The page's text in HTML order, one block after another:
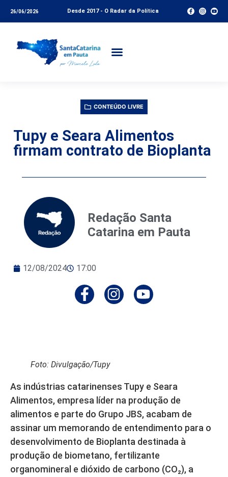
26/06/2026 Desde 2017 - O Radar da Política
CONTEÚDO LIVRE
Tupy e Seara Alimentos
firmam contrato de Bioplanta
Redação Santa
Catarina em Pauta
12/08/2024 17:00
Foto: Divulgação/Tupy
As indústrias catarinenses Tupy e Seara
Alimentos, empresa líder na produção de
alimentos e parte do Grupo JBS, acabam de
assinar um memorando de entendimento para o
desenvolvimento de Bioplanta destinada à
produção de biometano, fertilizante
organomineral e dióxido de carbono (CO₂), a